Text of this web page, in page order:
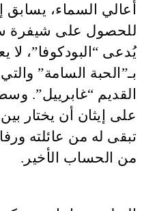
أعالي السماء، يسابق
للحصول على شيفرة
يُدعى “البودكوفا”،
بـ”الحبة السامة”
القديم “غابرييل”.
على إيثان أن يختار
تبقى له من عائلته
من الحساب الأخير.